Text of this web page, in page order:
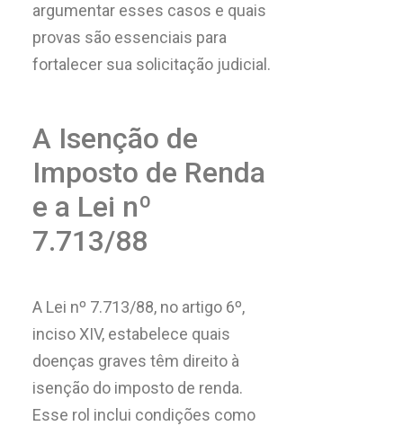
argumentar esses casos e quais
provas são essenciais para
fortalecer sua solicitação judicial.
A Isenção de
Imposto de Renda
e a Lei nº
7.713/88
A Lei nº 7.713/88, no artigo 6º,
inciso XIV, estabelece quais
doenças graves têm direito à
isenção do imposto de renda.
Esse rol inclui condições como